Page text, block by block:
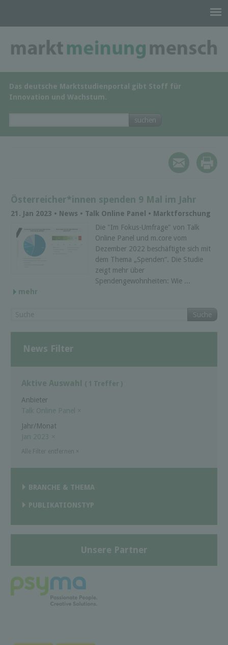
Das deutsche Marktstudienportal gibt Stoff für
Innovation und Wachstum.
Österreicher*innen spenden 9 Mal im Jahr
21. Jan 2023 • News • Talk Online Panel • Marktforschung
Die "Im Fokus-Umfrage" von Talk
Online Panel und m.core vom
Dezember 2022 beschäftigte sich mit
dem Thema „Spenden“. Die Studie
zeigt mehr über
Spendengewohnheiten: Wie ...
mehr
Suche
News Filter
Aktive Auswahl ( 1 Treffer )
Anbieter
Talk Online Panel ×
Jahr/Monat
Jan 2023 ×
BRANCHE & THEMA
PUBLIKATIONSTYP
Unsere Partner